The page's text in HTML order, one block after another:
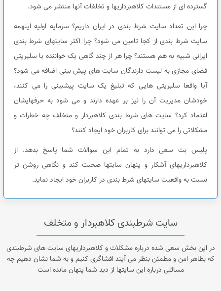
گسترده ای از مستندات کلاهبرداریها و تخلفات آنها منتشر می شود.
چرا این تعداد سایت شرط بندی در ایران داریم؟ سرمایه اولیه اینهمه
سایت شرط بندی از کجا تامین می شود؟ چرا اکثر سایتهای شرط بندی
ایرانی شبیه به هم هستند؟ چرا هر از چند گاهی یک خواننده یا سلبریتی
فضای مجازی به لیست دارندگان سایت های پیش بینی اضافه می شود؟
آیا واقعا سلبریتی هایی که تبلیغ یک سایت پیشبینی را می کنند،
خودشان مدیریت آن را نیز بر عهده دارند و می شود به حرفهایشان
اعتماد کرد؟ سایت های شرط بندی کلاهبردار و متخلف چه خطرات و
مشکلاتی را می توانند برای کاربران خود ایجاد کنند؟
پلیس بت سعی دارد به تمام این سوالات شما پاسخ بدهد. از
کلاهبرداریهای آشکار و پنهان سایتها صحبت کند و نگاهی روشن تر
نسبت به واقعیت سایتهای شرط بندی در کاربران خود ایجاد نماید.
سایت شرطبندی کلاهبردار و متخلف
در این بخش سعی شده درباره مشکلات و کلاهبرداریهای سایت های شرطبندی
که بظاهر امن و مطمئن بنظر می آیند افشاگری کنیم و به شما نشان دهیم چه
مسائلی درباره این سایتها از دید شما پنهان مانده است